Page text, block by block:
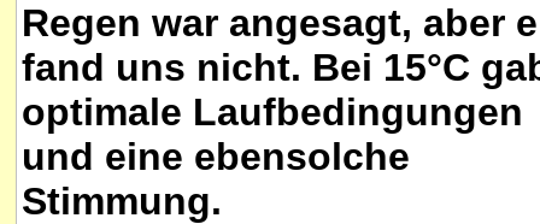
Regen war angesagt, aber
fand uns nicht. Bei 15°C
optimale Laufbedingungen
und eine ebensolche
Stimmung.